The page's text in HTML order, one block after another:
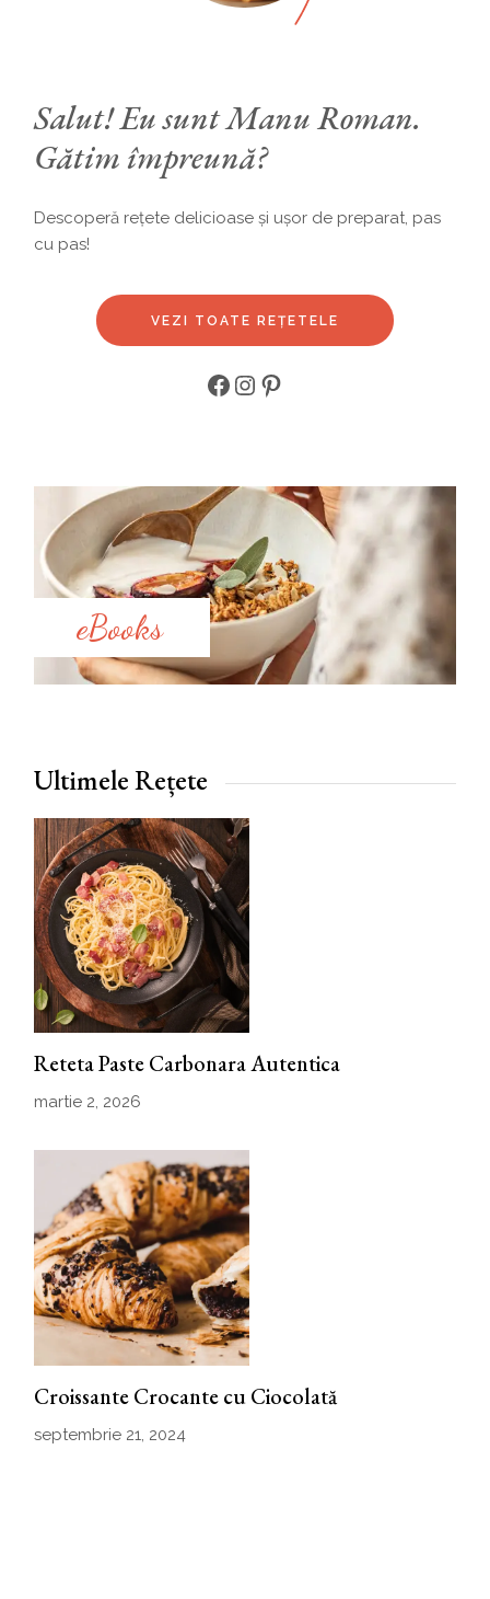
Salut! Eu sunt Manu Roman.
Gătim împreună?
Descoperă rețete delicioase și ușor de preparat, pas
cu pas!
VEZI TOATE REȚETELE
Facebook
Instagram
Pinterest
eBooks
Ultimele Rețete
Reteta Paste Carbonara Autentica
martie 2, 2026
Croissante Crocante cu Ciocolată
septembrie 21, 2024